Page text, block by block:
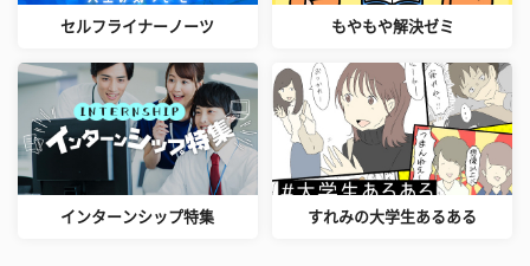
セルフライナーノーツ もやもや解決ゼミ
インターンシップ特集 すれみの大学生あるある